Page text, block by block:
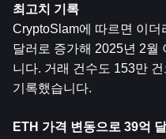
최고치 기록
CryptoSlam에 따르면 이
달러로 증가해 2025년 2월
니다. 거래 건수도 153만
기록했습니다.
ETH 가격 변동으로 39억